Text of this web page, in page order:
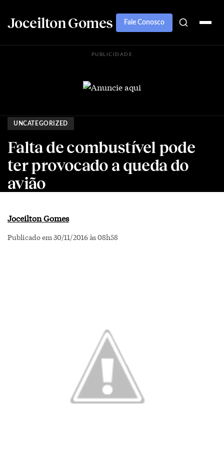
Joceilton Gomes Fale Conosco
PUBLICIDADE
UNCATEGORIZED
Falta de combustível pode
ter provocado a queda do
avião
Joceilton Gomes
Publicado em 30/11/2016 às 08h58